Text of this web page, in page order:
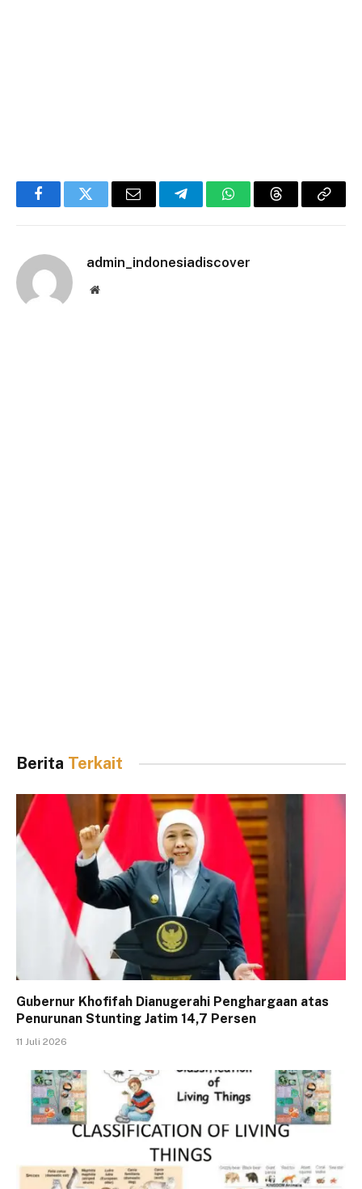
FacebookTwitter Email TelegramWhatsAppThreadsCopy
admin_indonesiadiscover
Website
Berita Terkait
Gubernur Khofifah Dianugerahi Penghargaan atas
Penurunan Stunting Jatim 14,7 Persen
11 Juli 2026